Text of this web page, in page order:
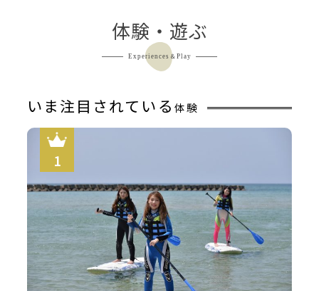
35分前に当館発となります）
屋・税込）
屋・税込）
※ご希望の場合は、要望欄等にご記入下さい。
体験・遊ぶ
Experiences＆Play
いま注目されている 体験